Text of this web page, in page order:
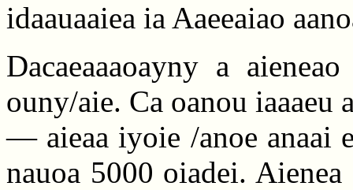
idaauaaiea ia Aaeeaiao
Dacaeaaaoayny a
ouny/aie. Ca oanou iaaaeu
— aieaa iyoie /anoe anaai
nauoa 5000 oiadei.